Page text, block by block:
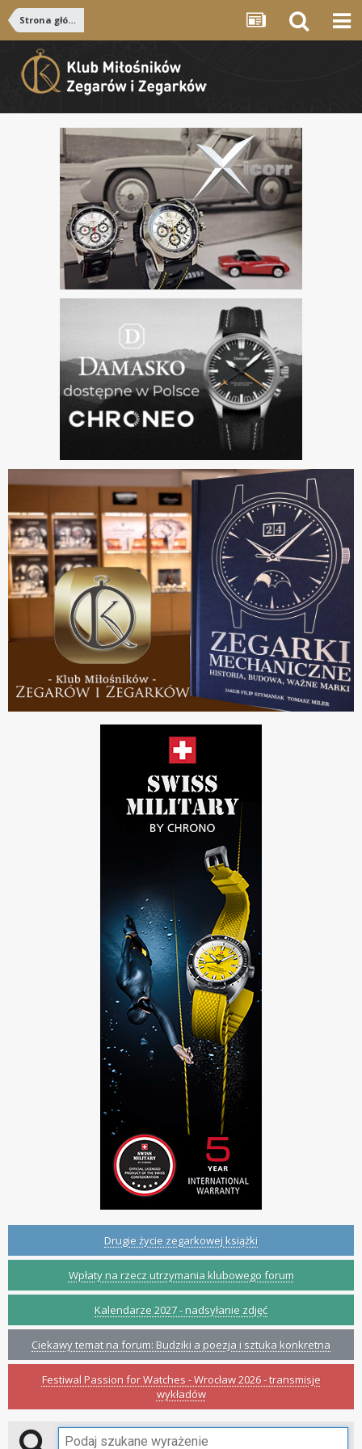
Strona główna
Drugie życie zegarkowej książki
Wpłaty na rzecz utrzymania klubowego forum
Kalendarze 2027 - nadsyłanie zdjęć
Ciekawy temat na forum: Budziki a poezja i sztuka konkretna
Festiwal Passion for Watches - Wrocław 2026 - transmisje
wykładów